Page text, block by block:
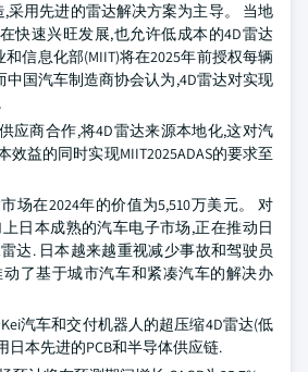
用先进的雷达解决方案为主导。 当地
快速兴旺发展,也允许低成本的4D雷达
信息化部(MIIT)将在2025年前授权每辆
中国汽车制造商协会认为,4D雷达对实现
应商合作,将4D雷达来源本地化,这对汽
效益的同时实现MIIT2025ADAS的要求至
场在2024年的价值为5,510万美元。 对
日本成熟的汽车电子市场,正在推动日
达. 日本越来越重视减少事故和驾驶员
了基于城市汽车和紧凑汽车的解决办
汽车和交付机器人的超压缩4D雷达(低
日本先进的PCB和半导体供应链.